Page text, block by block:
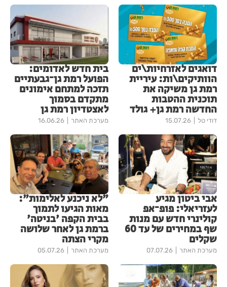
דואגים לאזרחיות\ים
הוותיקים\ות: עיריית
רמת גן משיקה את
תוכנית ההטבות
החדשה רמת גן+ גולד
דודי טל 15.07.26
בית חדש לאדומים:
הפועל רמת גן־גבעתיים
תזכה למתחם אימונים
מתקדם בסמוך
לאצטדיון רמת גן
מערכת האתר 16.06.26
אבי ביטון מגיע
לעזריאלי: פופ־אפ
קולינרי חדש עם מנות
שף במחירים של עד 60
שקלים
מערכת האתר 07.07.26
"לא ניכנע לאלימות":
מאות הגיעו לתמוך
בבית הקפה 'בניטה'
ברמת גן לאחר שלושה
מקרי הצתה
מערכת האתר 05.07.26